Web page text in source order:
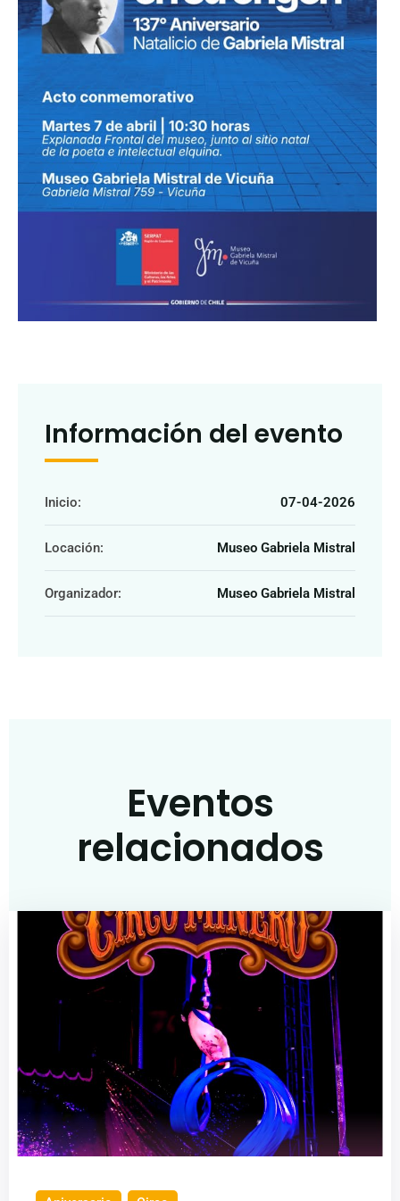
Información del evento
Inicio: 07-04-2026
Locación: Museo Gabriela Mistral
Organizador: Museo Gabriela Mistral
Eventos
relacionados